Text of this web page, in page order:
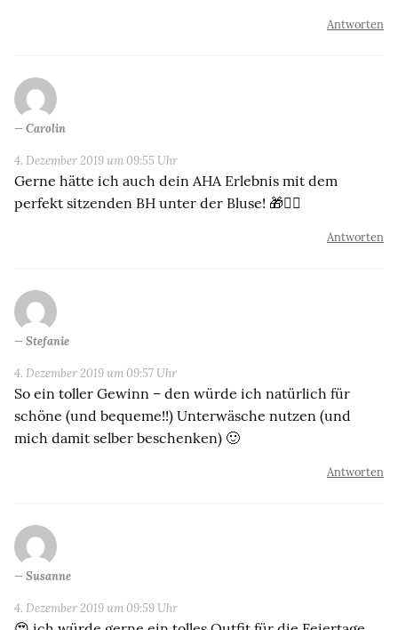
Antworten
Carolin
4. Dezember 2019 um 09:55 Uhr
Gerne hätte ich auch dein AHA Erlebnis mit dem
perfekt sitzenden BH unter der Bluse! 🎁✊🏻
Antworten
Stefanie
4. Dezember 2019 um 09:57 Uhr
So ein toller Gewinn – den würde ich natürlich für
schöne (und bequeme!!) Unterwäsche nutzen (und
mich damit selber beschenken) 🙂
Antworten
Susanne
4. Dezember 2019 um 09:59 Uhr